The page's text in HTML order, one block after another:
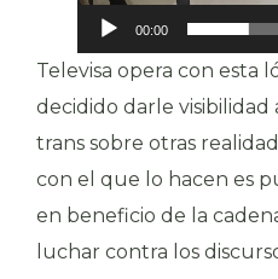
00:00
Televisa opera con esta
decidido darle
trans sobre otras
con el que lo hacen es
en beneficio de la
luchar contra los